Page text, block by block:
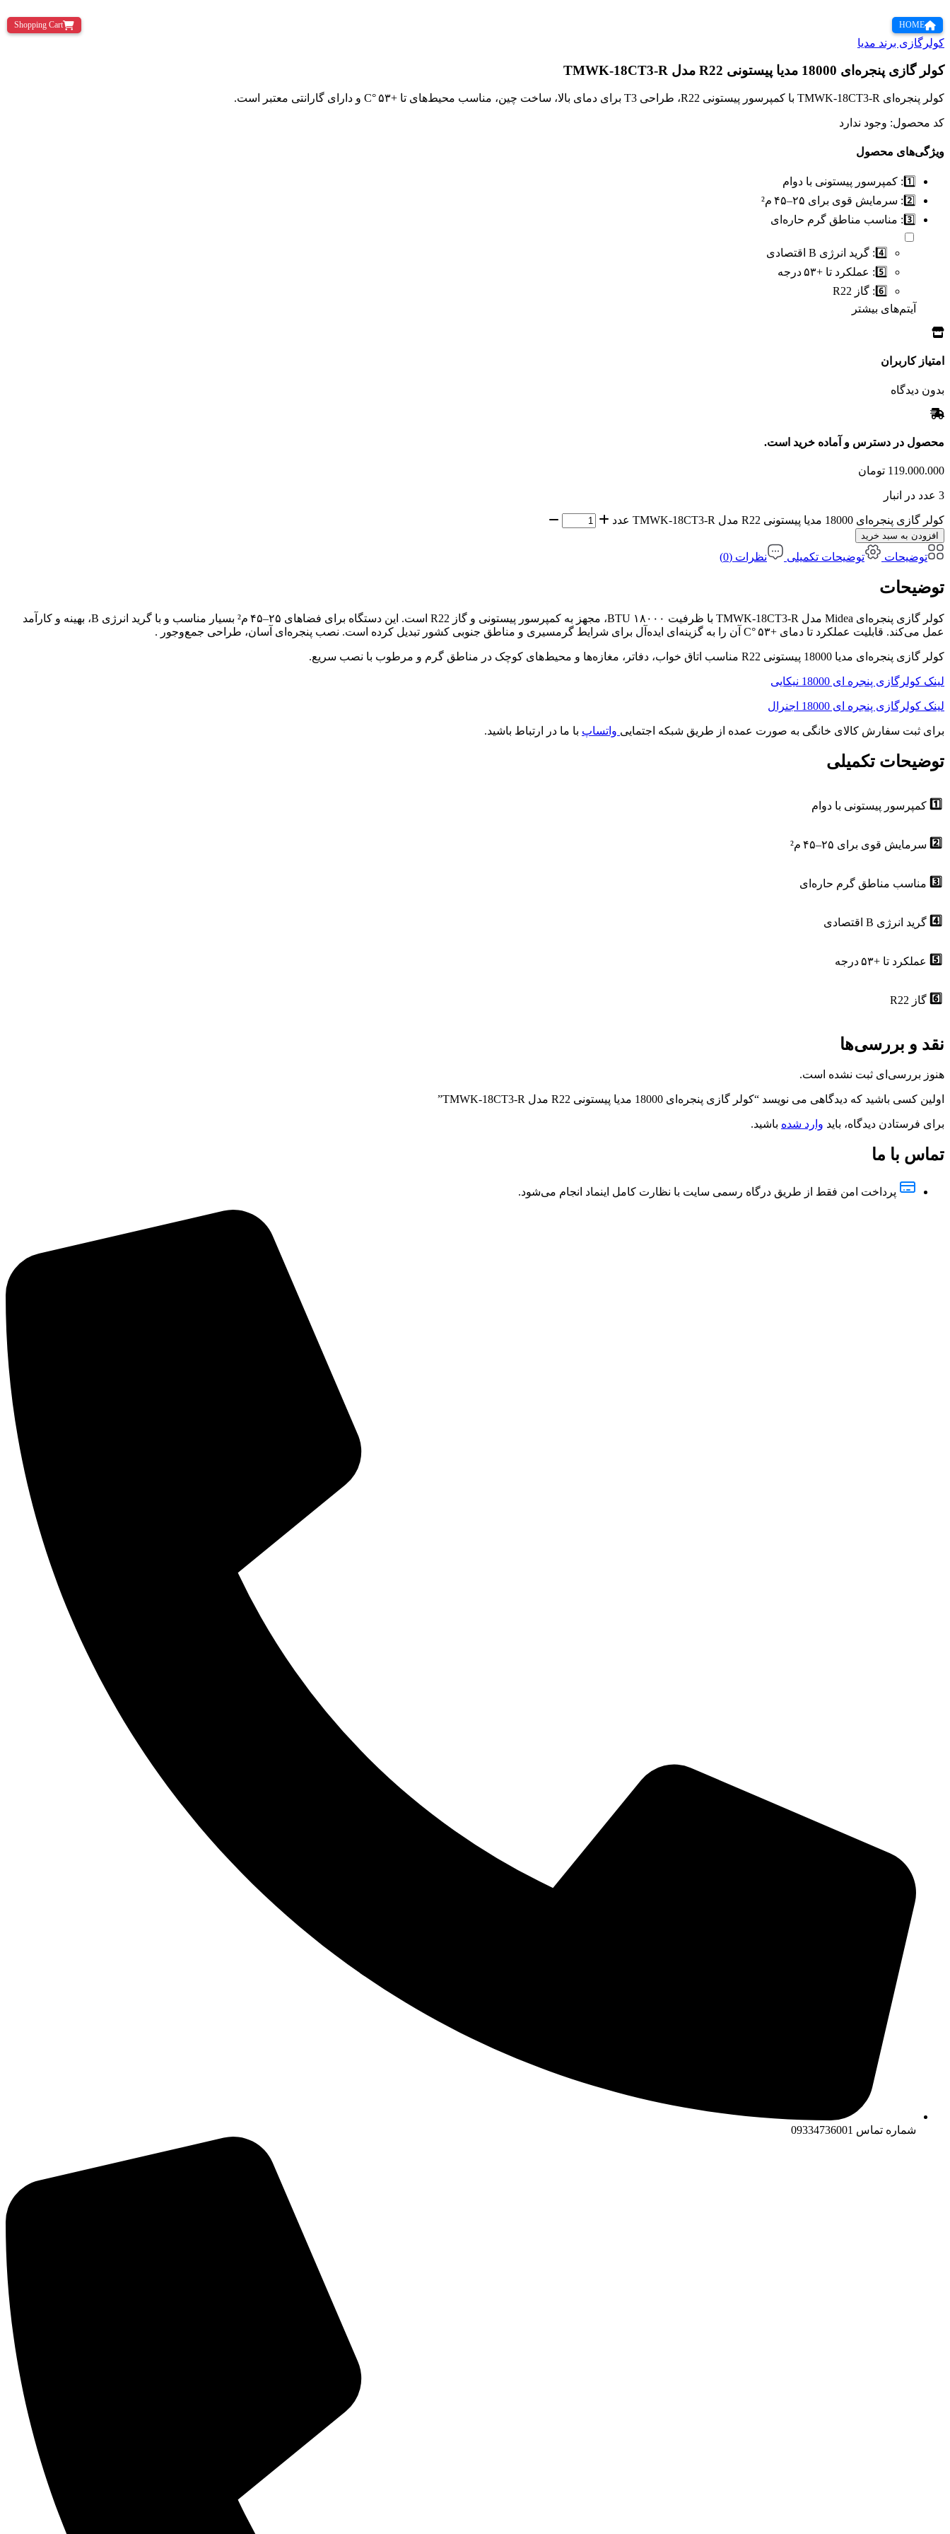
Shopping Cart HOME
کولرگازی برند مدیا
کولر گازی پنجره‌ای 18000 مدیا پیستونی R22 مدل TMWK‑18CT3‑R
کولر پنجره‌ای TMWK‑18CT3‑R با کمپرسور پیستونی R22، طراحی T3 برای دمای بالا، ساخت چین، مناسب محیط‌های تا +۵۳ °C و دارای گارانتی معتبر است.
کد محصول: وجود ندارد
ویژگی‌های محصول
1️⃣:
کمپرسور پیستونی با دوام
2️⃣:
سرمایش قوی برای ۲۵–۴۵ م²
3️⃣:
مناسب مناطق گرم حاره‌ای
4️⃣:
گرید انرژی B اقتصادی
5️⃣:
عملکرد تا +۵۳ درجه
6️⃣:
گاز R22
آیتم‌های بیشتر
امتیاز کاربران
بدون دیدگاه
محصول در دسترس و آماده خرید است.
119.000.000 تومان
3 عدد در انبار
کولر گازی پنجره‌ای 18000 مدیا پیستونی R22 مدل TMWK‑18CT3‑R عدد
افزودن به سبد خرید
توضیحات توضیحات تکمیلی نظرات (0)
توضیحات
کولر گازی پنجره‌ای Midea مدل TMWK‑18CT3‑R با ظرفیت ۱۸۰۰۰ BTU، مجهز به کمپرسور پیستونی و گاز R22 است. این دستگاه برای فضاهای ۲۵–۴۵ م² بسیار مناسب و با گرید انرژی B، بهینه و کارآمد
عمل می‌کند. قابلیت عملکرد تا دمای +۵۳ °C آن را به گزینه‌ای ایده‌آل برای شرایط گرمسیری و مناطق جنوبی کشور تبدیل کرده است. نصب پنجره‌ای آسان، طراحی جمع‌وجور .
کولر گازی پنجره‌ای مدیا 18000 پیستونی R22 مناسب اتاق خواب، دفاتر، مغازه‌ها و محیط‌های کوچک در مناطق گرم و مرطوب با نصب سریع.
لینک کولرگازی پنجره ای 18000 نیکایی
لینک کولرگازی پنجره ای 18000 اجنرال
برای ثبت سفارش کالای خانگی به صورت عمده از طریق شبکه اجتمایی واتساپ با ما در ارتباط باشید.
توضیحات تکمیلی
1️⃣ کمپرسور پیستونی با دوام
2️⃣ سرمایش قوی برای ۲۵–۴۵ م²
3️⃣ مناسب مناطق گرم حاره‌ای
4️⃣ گرید انرژی B اقتصادی
5️⃣ عملکرد تا +۵۳ درجه
6️⃣ گاز R22
نقد و بررسی‌ها
هنوز بررسی‌ای ثبت نشده است.
اولین کسی باشید که دیدگاهی می نویسد “کولر گازی پنجره‌ای 18000 مدیا پیستونی R22 مدل TMWK‑18CT3‑R”
برای فرستادن دیدگاه، باید وارد شده باشید.
تماس با ما
پرداخت امن فقط از طریق درگاه رسمی سایت با نظارت کامل اینماد انجام می‌شود.
شماره تماس 09334736001